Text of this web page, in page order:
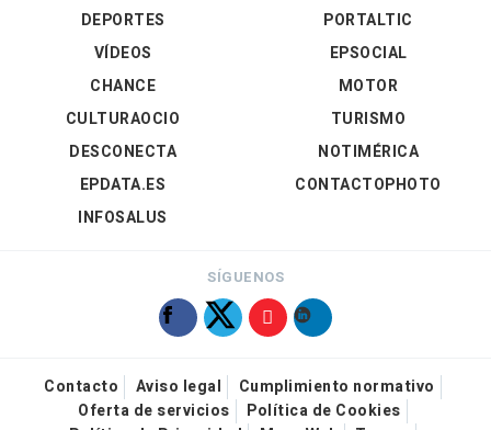
DEPORTES
VÍDEOS
PORTALTIC
EPSOCIAL
CHANCE
CULTURAOCIO
DESCONECTA
EPDATA.ES
INFOSALUS
MOTOR
TURISMO
NOTIMÉRICA
CONTACTOPHOTO
SÍGUENOS
Contacto Aviso legal
Cumplimiento normativo
Oferta de servicios
Política de Cookies